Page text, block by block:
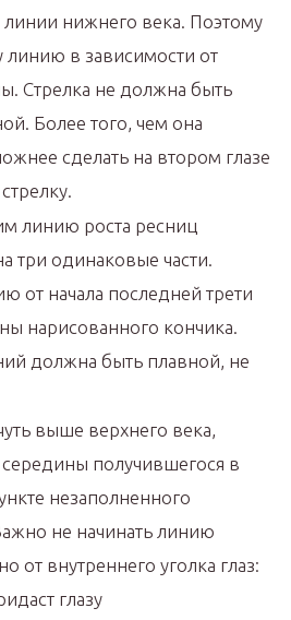
нижнего века. Поэтому
линию в зависимости от
Стрелка не должна быть
Более того, чем она
сделать на втором глазе
линию роста ресниц
три одинаковые части.
от начала последней трети
нарисованного кончика.
должна быть плавной, не
выше верхнего века,
получившегося в
незаполненного
не начинать линию
от внутреннего уголка глаз:
глазу